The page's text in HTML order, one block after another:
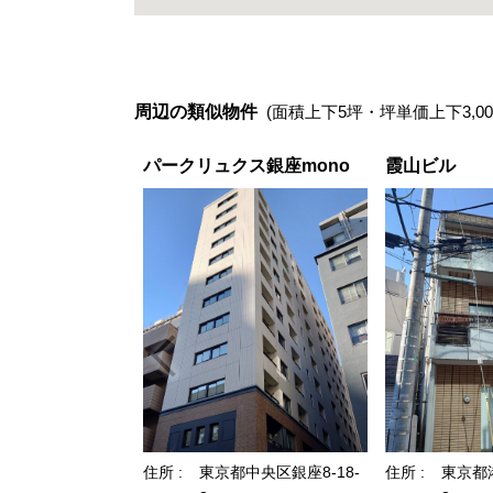
周辺の類似物件 (面積上下5坪・坪単価上下